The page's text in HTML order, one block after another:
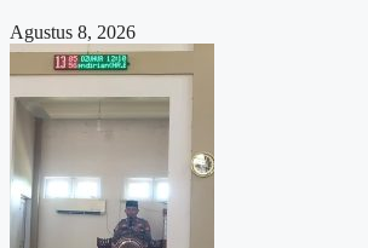
Agustus 8, 2026